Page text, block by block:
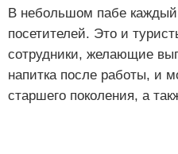
В небольшом пабе каждый
посетителей. Это и
сотрудники, желающие
напитка после работы, и
старшего поколения, а